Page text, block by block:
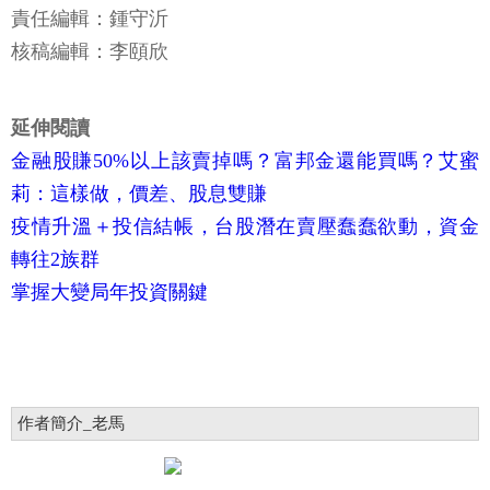
責任編輯：鍾守沂
核稿編輯：李頤欣
延伸閱讀
金融股賺50%以上該賣掉嗎？富邦金還能買嗎？艾蜜
莉：這樣做，價差、股息雙賺
疫情升溫＋投信結帳，台股潛在賣壓蠢蠢欲動，資金
轉往2族群
掌握大變局年投資關鍵
作者簡介_老馬